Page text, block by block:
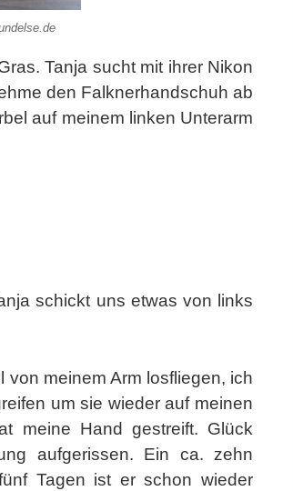
Tanja sucht mit ihrer Nikon
den Falknerhandschuh ab
auf meinem linken Unterarm
schickt uns etwas von links
meinem Arm losfliegen, ich
um sie wieder auf meinen
meine Hand gestreift. Glück
aufgerissen. Ein ca. zehn
Tagen ist er schon wieder